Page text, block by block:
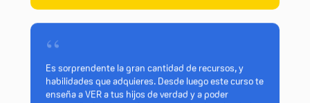
“
Es sorprendente la gran cantidad de recursos, y
habilidades que adquieres. Desde luego este curso te
enseña a VER a tus hijos de verdad y a poder